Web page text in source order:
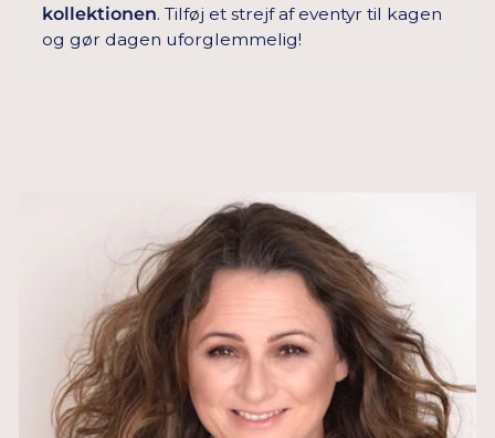
kollektionen. Tilføj et strejf af eventyr til kagen
og gør dagen uforglemmelig!